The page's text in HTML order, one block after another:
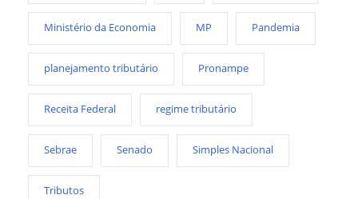
Ministério da Economia MP Pandemia
planejamento tributário Pronampe
Receita Federal regime tributário
Sebrae Senado Simples Nacional
Tributos